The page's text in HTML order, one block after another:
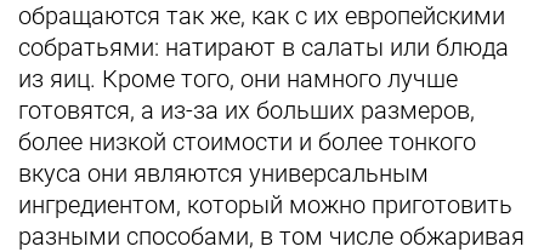
обращаются так же, как с их европейскими
собратьями: натирают в салаты или блюда
из яиц. Кроме того, они намного лучше
готовятся, а из-за их больших размеров,
более низкой стоимости и более тонкого
вкуса они являются универсальным
ингредиентом, который можно приготовить
разными способами, в том числе обжаривая